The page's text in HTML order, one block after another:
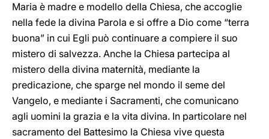
Maria è madre e modello della Chiesa, che accoglie
nella fede la divina Parola e si offre a Dio come “terra
buona” in cui Egli può continuare a compiere il suo
mistero di salvezza. Anche la Chiesa partecipa al
mistero della divina maternità, mediante la
predicazione, che sparge nel mondo il seme del
Vangelo, e mediante i Sacramenti, che comunicano
agli uomini la grazia e la vita divina. In particolare nel
sacramento del Battesimo la Chiesa vive questa